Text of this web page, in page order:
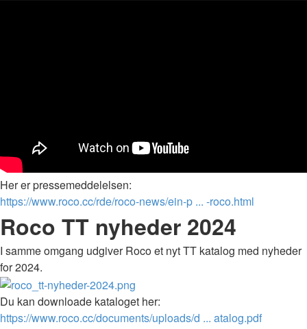
Her er pressemeddelelsen:
https://www.roco.cc/rde/roco-news/ein-p ... -roco.html
Roco TT nyheder 2024
I samme omgang udgiver Roco et nyt TT katalog med nyheder
for 2024.
Du kan downloade kataloget her:
https://www.roco.cc/documents/uploads/d ... atalog.pdf